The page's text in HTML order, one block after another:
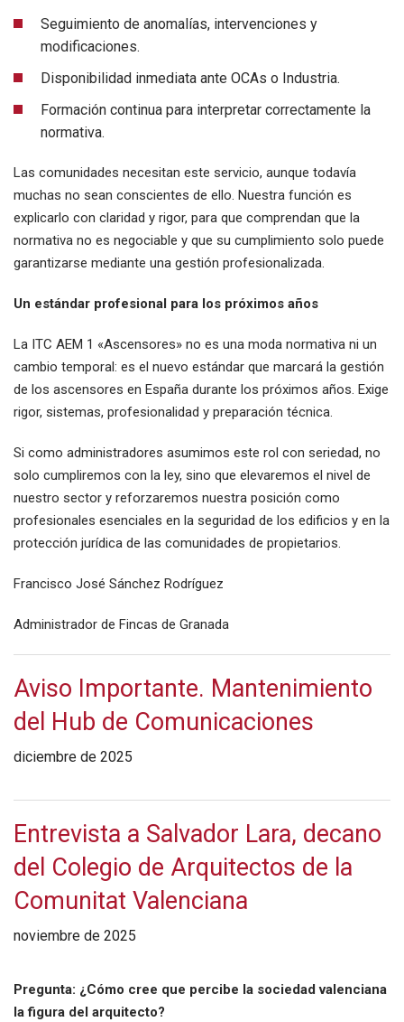
Seguimiento de anomalías, intervenciones y
modificaciones.
Disponibilidad inmediata ante OCAs o Industria.
Formación continua para interpretar correctamente la
normativa.
Las comunidades necesitan este servicio, aunque todavía
muchas no sean conscientes de ello. Nuestra función es
explicarlo con claridad y rigor, para que comprendan que la
normativa no es negociable y que su cumplimiento solo puede
garantizarse mediante una gestión profesionalizada.
Un estándar profesional para los próximos años
La ITC AEM 1 «Ascensores» no es una moda normativa ni un
cambio temporal: es el nuevo estándar que marcará la gestión
de los ascensores en España durante los próximos años. Exige
rigor, sistemas, profesionalidad y preparación técnica.
Si como administradores asumimos este rol con seriedad, no
solo cumpliremos con la ley, sino que elevaremos el nivel de
nuestro sector y reforzaremos nuestra posición como
profesionales esenciales en la seguridad de los edificios y en la
protección jurídica de las comunidades de propietarios.
Francisco José Sánchez Rodríguez
Administrador de Fincas de Granada
Aviso Importante. Mantenimiento
del Hub de Comunicaciones
diciembre de 2025
Entrevista a Salvador Lara, decano
del Colegio de Arquitectos de la
Comunitat Valenciana
noviembre de 2025
Pregunta: ¿Cómo cree que percibe la sociedad valenciana
la figura del arquitecto?